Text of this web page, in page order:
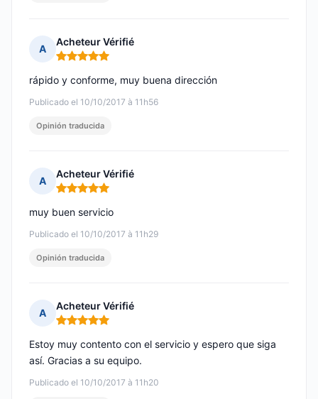
A
Acheteur Vérifié
Nota: 5 de 5
Publicado el 10/10/2017 à 11h56
rápido y conforme, muy buena dirección
Opinión traducida
A
Acheteur Vérifié
Nota: 5 de 5
Publicado el 10/10/2017 à 11h29
muy buen servicio
Opinión traducida
A
Acheteur Vérifié
Nota: 5 de 5
Publicado el 10/10/2017 à 11h20
Estoy muy contento con el servicio y espero que siga
así. Gracias a su equipo.